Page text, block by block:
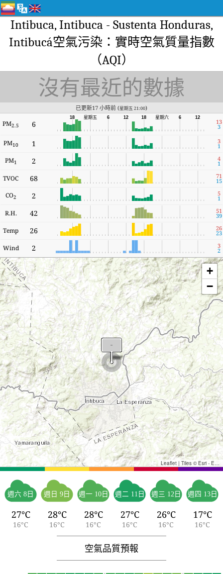
Intibuca, Intibuca - Sustenta Honduras,
Intibucá空氣污染：實時空氣質量指數
（AQI）
沒有最近的數據
已更新17 小時前 (星期五 21:00)
PM2.5 6
12
6
星期六
18
12
6
星期五
18
13
3
PM10 1 3
1
PM1 2 4
1
TVOC 68 71
15
CO2 2 5
1
R.H. 42 51
39
Temp 26 26
23
Wind 2 3
2
+
−
Leaflet | Tiles © Esri - Esri, DeLorme, NAVTEQ, TomTom, Intermap, iPC, USGS, FAO, NPS, NRCAN, GeoBase, Kadaster NL, Ordnance Survey, Esri Japan, METI, Esri China (Hong Kong), and the GIS User Community
週六 8日
27°C
16°C
週日 9日
28°C
16°C
週一 10日
28°C
16°C
週二 11日
27°C
16°C
週三 12日
26°C
16°C
週四 13日
17°C
16°C
空氣品質預報